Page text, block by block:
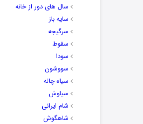
سال های دور از خانه
سایه باز
سرگیجه
سقوط
سودا
سووشون
سیاه چاله
سیاوش
شام ایرانی
شاهگوش